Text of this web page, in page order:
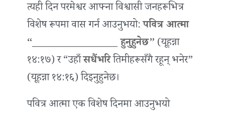
त्यही दिन परमेश्वर आफ्ना विश्वासी जनहरूभित्र
विशेष रूपमा वास गर्न आउनुभयो:पवित्र आत्मा
“_________________ हुनुहुनेछ” (यूहन्ना
१४:१७) र “उहाँसधैंभरितिमीहरूसँगै रहून् भनेर”
(यूहन्ना १४:१६) दिइनुहुनेछ।
पवित्र आत्मा एक विशेष दिनमा आउनुभयो